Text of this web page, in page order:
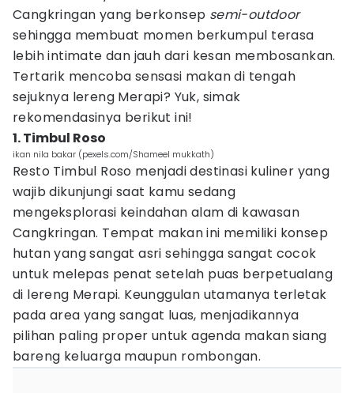
Cangkringan yang berkonsep semi-outdoor
sehingga membuat momen berkumpul terasa
lebih intimate dan jauh dari kesan membosankan.
Tertarik mencoba sensasi makan di tengah
sejuknya lereng Merapi? Yuk, simak
rekomendasinya berikut ini!
1. Timbul Roso
ikan nila bakar (pexels.com/Shameel mukkath)
Resto Timbul Roso menjadi destinasi kuliner yang
wajib dikunjungi saat kamu sedang
mengeksplorasi keindahan alam di kawasan
Cangkringan. Tempat makan ini memiliki konsep
hutan yang sangat asri sehingga sangat cocok
untuk melepas penat setelah puas berpetualang
di lereng Merapi. Keunggulan utamanya terletak
pada area yang sangat luas, menjadikannya
pilihan paling proper untuk agenda makan siang
bareng keluarga maupun rombongan.